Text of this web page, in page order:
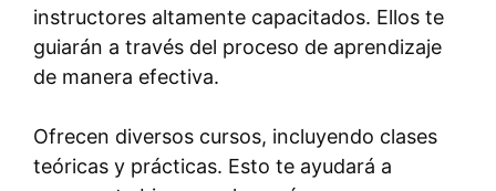
instructores altamente capacitados. Ellos te
guiarán a través del proceso de aprendizaje
de manera efectiva.
Ofrecen diversos cursos, incluyendo clases
teóricas y prácticas. Esto te ayudará a